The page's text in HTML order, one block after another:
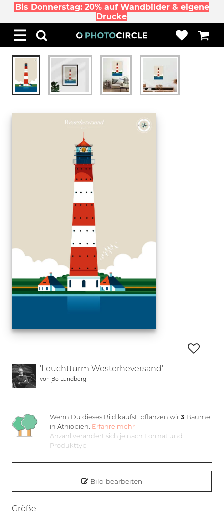
Bis Donnerstag: 20% auf Wandbilder & eigene
Drucke
'Leuchtturm Westerheversand'
von Bo Lundberg
Wenn Du dieses Bild kaufst, pflanzen wir3 Bäume
in Äthiopien. Erfahre mehr
Anzahl verändert sich je nach Format und
Produkttyp
Bild bearbeiten
Größe